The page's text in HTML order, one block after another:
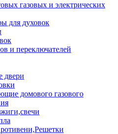
газовых и электрических
для духовок
и переключателей
двери
домового газового